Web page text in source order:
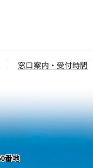
窓口案内・受付時間
番地